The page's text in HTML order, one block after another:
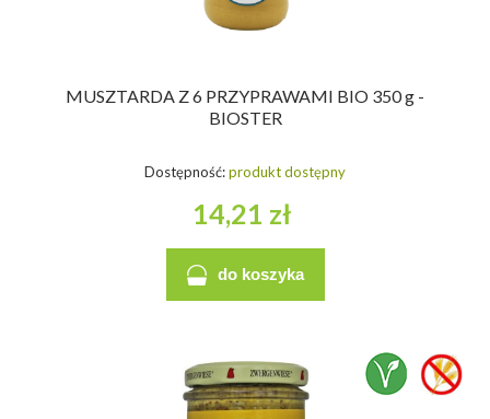
MUSZTARDA Z 6 PRZYPRAWAMI BIO 350 g -
BIOSTER
Dostępność:produkt dostępny
14,21 zł
do koszyka